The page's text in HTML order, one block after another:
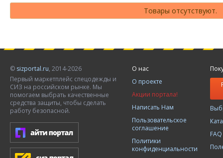
Товары отсутствуют.
© sizportal.ru, 2014-2026
Первый маркетплейс спецодежды и
СИЗ на российском рынке. Мы
помогаем выбрать качественные
средства защиты, чтобы сделать
работу безопасной.
О нас
О проекте
Акции портала!
Написать Нам
Пользовательское
соглашение
Политики
конфиденциальности
FAQ